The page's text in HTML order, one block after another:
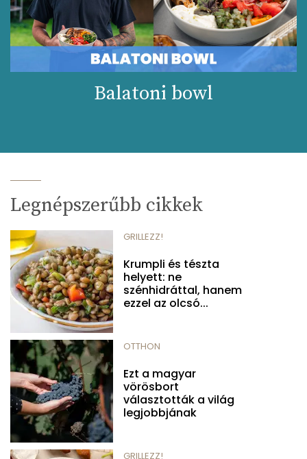
Balatoni bowl
Legnépszerűbb cikkek
GRILLEZZ!
Krumpli és tészta
helyett: ne
szénhidráttal, hanem
ezzel az olcsó...
OTTHON
Ezt a magyar
vörösbort
választották a világ
legjobbjának
GRILLEZZ!